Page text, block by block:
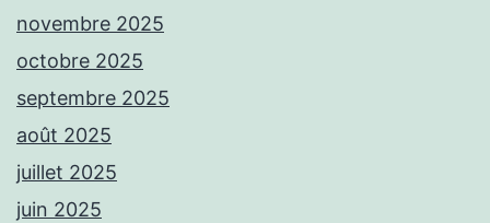
novembre 2025
octobre 2025
septembre 2025
août 2025
juillet 2025
juin 2025